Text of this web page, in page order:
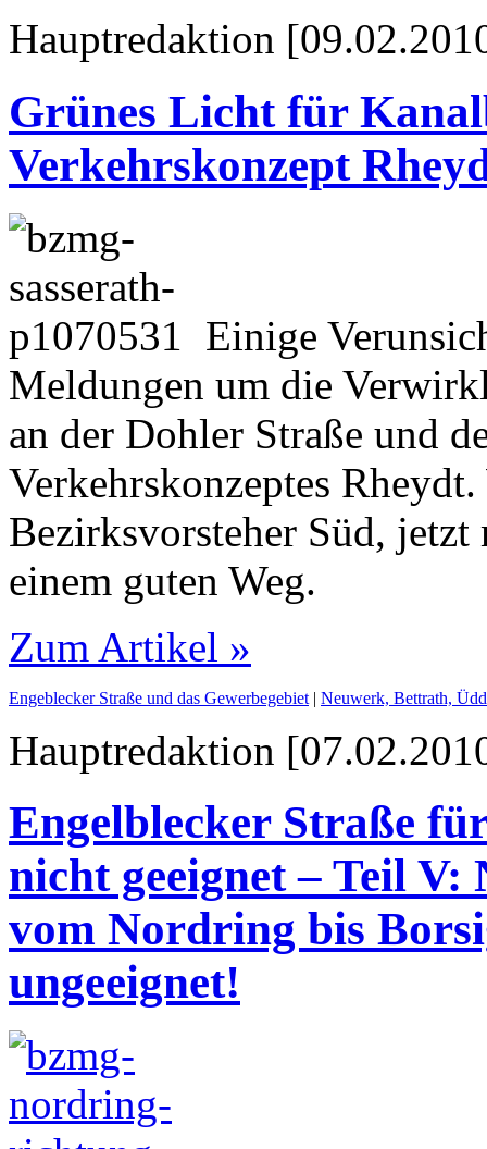
Hauptredaktion
Grünes Licht für
Verkehrskonzept
Einige
Meldungen um die
an der Dohler Straße und
Verkehrskonzeptes
Bezirksvorsteher Süd,
einem guten Weg.
Zum Artikel »
Engeblecker Straße und das Gewerbegebiet | Neuwerk, Bettrath,
Hauptredaktion
Engelblecker Straße
nicht geeignet – Teil V:
vom Nordring bis
ungeeignet!